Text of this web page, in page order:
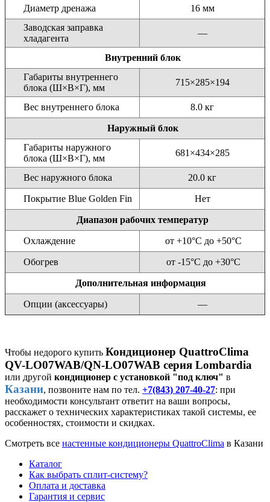
Диаметр дренажа
16 мм
Заводская заправка
хладагента
—
Внутренний блок
Габариты внутреннего
блока (Ш×В×Г), мм
715×285×194
Вес внутреннего блока 8.0 кг
Наружный блок
Габариты наружного
блока (Ш×В×Г), мм
681×434×285
Вес наружного блока 20.0 кг
Покрытие Blue Golden Fin Нет
Диапазон рабочих температур
Охлаждение от +10°С до +50°С
Обогрев от -15°С до +30°С
Дополнительная информация
Опции (аксессуары) —
Чтобы недорого купить Кондиционер QuattroClima
QV-LO07WAB/QN-LO07WAB серия Lombardia
или другой кондиционер с установкой "под ключ" в
Казани, позвоните нам по тел. +7(843) 207-40-27: при
необходимости консультант ответит на ваши вопросы,
расскажет о технических характеристиках такой системы, ее
особенностях, стоимости и скидках.
Смотреть все настенные кондиционеры QuattroClima в Казани
Каталог
Как выбрать сплит-систему?
Оплата и доставка
Гарантия и сервис